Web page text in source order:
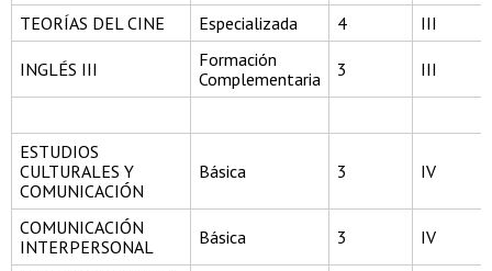
TEORÍAS DEL CINE
Especializada 4 III
INGLÉS III
Formación
Complementaria
3 III
ESTUDIOS
CULTURALES Y
COMUNICACIÓN
Básica 3 IV
COMUNICACIÓN
INTERPERSONAL
Básica 3 IV